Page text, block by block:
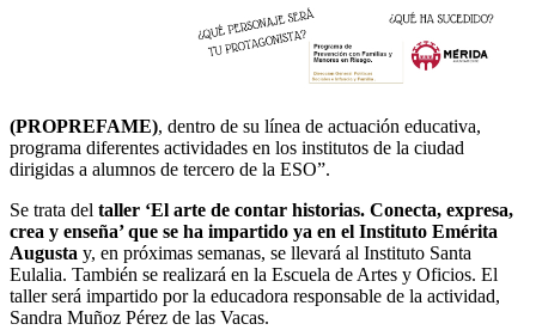
(PROPREFAME), dentro de su línea de actuación educativa,
programa diferentes actividades en los institutos de la ciudad
dirigidas a alumnos de tercero de la ESO”.
Se trata del taller ‘El arte de contar historias. Conecta, expresa,
crea y enseña’ que se ha impartido ya en el Instituto Emérita
Augusta y, en próximas semanas, se llevará al Instituto Santa
Eulalia. También se realizará en la Escuela de Artes y Oficios. El
taller será impartido por la educadora responsable de la actividad,
Sandra Muñoz Pérez de las Vacas.